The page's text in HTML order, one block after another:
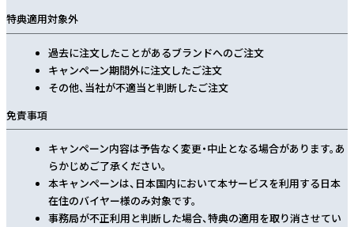
特典適用対象外
過去に注文したことがあるブランドへのご注文
キャンペーン期間外に注文したご注文
その他、当社が不適当と判断したご注文
免責事項
キャンペーン内容は予告なく変更・中止となる場合があります。あ
らかじめご了承ください。
本キャンペーンは、日本国内において本サービスを利用する日本
在住のバイヤー様のみ対象です。
事務局が不正利用と判断した場合、特典の適用を取り消させてい